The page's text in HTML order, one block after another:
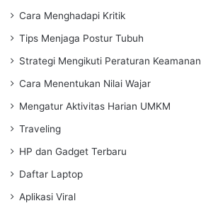
Cara Menghadapi Kritik
Tips Menjaga Postur Tubuh
Strategi Mengikuti Peraturan Keamanan
Cara Menentukan Nilai Wajar
Mengatur Aktivitas Harian UMKM
Traveling
HP dan Gadget Terbaru
Daftar Laptop
Aplikasi Viral